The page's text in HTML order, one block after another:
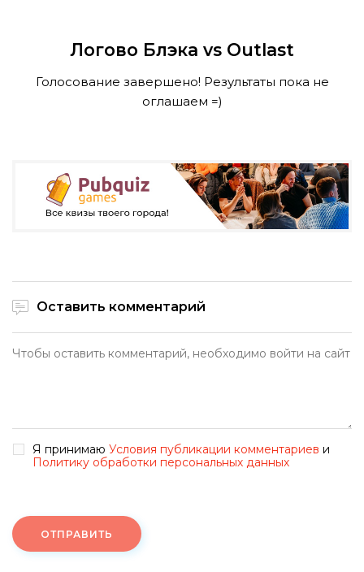
Логово Блэка vs Outlast
Голосование завершено! Результаты пока не
оглашаем =)
Оставить комментарий
Я принимаю Условия публикации комментариев и
Политику обработки персональных данных
ОТПРАВИТЬ